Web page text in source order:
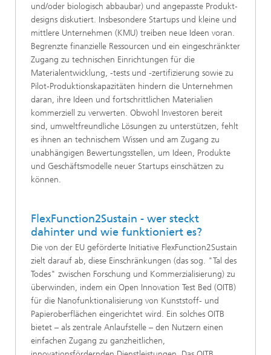
und/oder biologisch abbaubar) und angepasste Produkt­
designs diskutiert. Insbesondere Startups und kleine und
mittlere Unternehmen (KMU) treiben neue Ideen voran.
Begrenzte finanzielle Ressourcen und ein eingeschränkter
Zugang zu technischen Einrichtungen für die
Materialentwicklung, -tests und -zertifizierung sowie zu
Pilot-Produktionskapazitäten hindern die Unternehmen
daran, ihre Ideen und fortschrittlichen Materialien
kommerziell zu verwerten. Obwohl Investoren bereit
sind, umweltfreundliche Lösungen zu unterstützen, fehlt
es ihnen an technischem Wissen und am Zugang zu
unabhängigen Bewertungsstellen, um Ideen, Produkte
und Geschäftsmodelle neuer Startups einschätzen zu
können.
FlexFunction2Sustain - wer steckt
dahinter und wie funktioniert es?
Die von der EU geförderte Initiative FlexFunction2Sustain
zielt darauf ab, diese Einschränkungen (das sog. "Tal des
Todes" zwischen Forschung und Kommerzialisierung) zu
überwinden, indem ein Open Innovation Test Bed (OITB)
für die Nanofunktionalisierung von Kunststoff- und
Papieroberflächen eingerichtet wird. Ein solches OITB
bietet – als zentrale Anlaufstelle – den Nutzern einen
einfachen Zugang zu ganzheitlichen,